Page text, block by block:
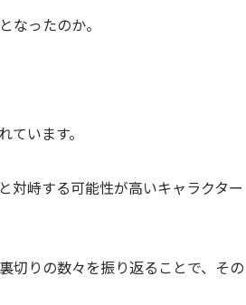
なったのか。
います。
対峙する可能性が高いキャラクター
切りの数々を振り返ることで、その